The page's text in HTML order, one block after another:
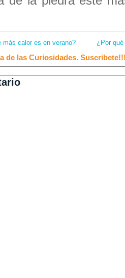
más calor es en verano? ¿Por
de las Curiosidades.